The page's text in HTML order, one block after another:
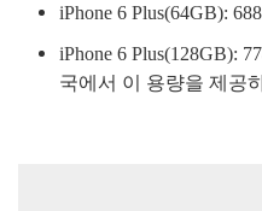
iPhone 6 Plus(64GB):
iPhone 6 Plus(128GB):
국에서 이 용량을 제공